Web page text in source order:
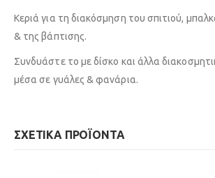
Κεριά για τη διακόσμηση του σπιτιού,
& της βάπτισης.
Συνδυάστε το με δίσκο και άλλα
μέσα σε γυάλες & φανάρια.
ΣΧΕΤΙΚΆ ΠΡΟΪΌΝΤΑ